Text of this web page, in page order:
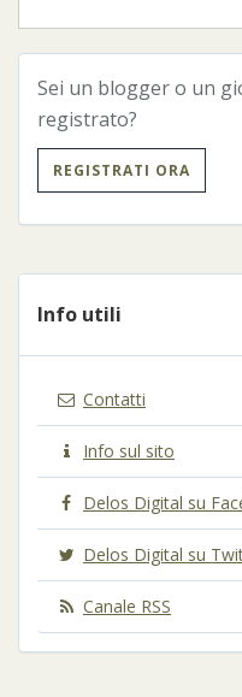
Sei un blogger o un
registrato?
REGISTRATI ORA
Info utili
Contatti
Info sul sito
Delos Digital su
Delos Digital su
Canale RSS